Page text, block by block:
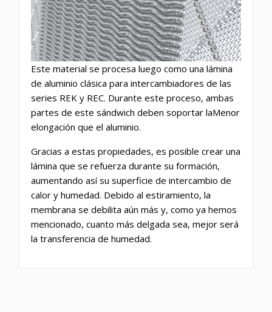
Este material se procesa luego como una lámina
de aluminio clásica para intercambiadores de las
series REK y REC. Durante este proceso, ambas
partes de este sándwich deben soportar laMenor
elongación que el aluminio.
Gracias a estas propiedades, es posible crear una
lámina que se refuerza durante su formación,
aumentando así su superficie de intercambio de
calor y humedad. Debido al estiramiento, la
membrana se debilita aún más y, como ya hemos
mencionado, cuanto más delgada sea, mejor será
la transferencia de humedad.